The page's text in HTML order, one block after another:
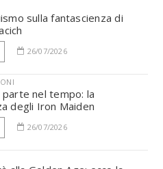
sulla fantascienza di
26/07/2026
parte nel tempo: la
degli Iron Maiden
26/07/2026